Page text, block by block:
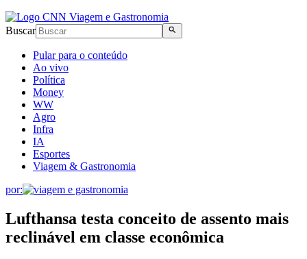
Buscar
Pular para o conteúdo
Ao vivo
Política
Money
WW
Agro
Infra
IA
Esportes
Viagem & Gastronomia
por:
Lufthansa testa conceito de assento mais
reclinável em classe econômica